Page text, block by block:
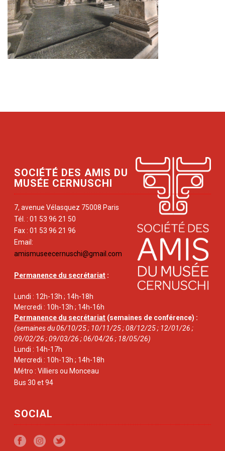
SOCIÉTÉ DES AMIS DU
MUSÉE CERNUSCHI
7, avenue Vélasquez 75008 Paris
Tél. : 01 53 96 21 50
Fax : 01 53 96 21 96
Email:
amismuseecernuschi@gmail.com
Permanence du secrétariat :
Lundi : 12h-13h ; 14h-18h
Mercredi : 10h-13h ; 14h-16h
Permanence du secrétariat (semaines de conférence) :
(semaines du 06/10/25 ; 10/11/25 ; 08/12/25 ; 12/01/26 ;
09/02/26 ; 09/03/26 ; 06/04/26 ; 18/05/26)
Lundi : 14h-17h
Mercredi : 10h-13h ; 14h-18h
Métro : Villiers ou Monceau
Bus 30 et 94
SOCIAL